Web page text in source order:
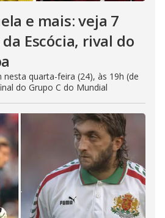
e mais: veja 7
Escócia, rival do
quarta-feira (24), às 19h (de
do Grupo C do Mundial